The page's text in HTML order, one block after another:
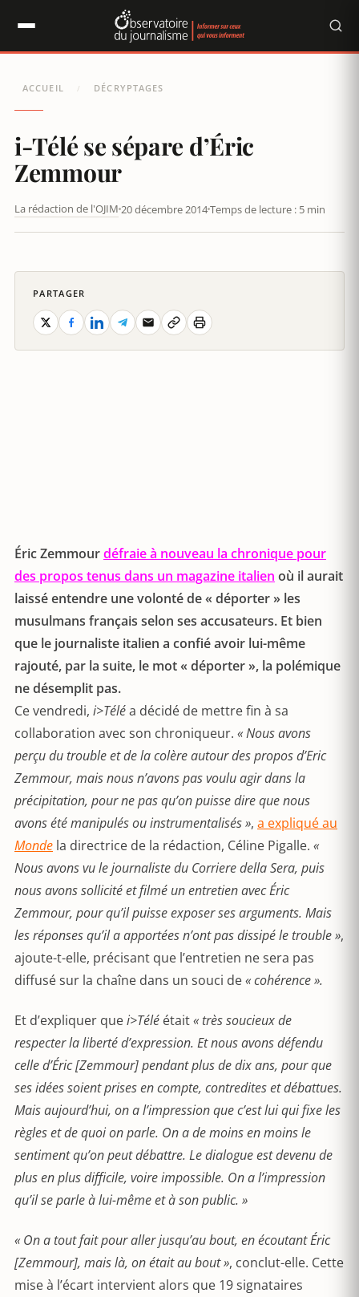
ACCUEIL / DÉCRYPTAGES
i-Télé se sépare d’Éric
Zemmour
La rédaction de l'OJIM 20 décembre 2014Temps de lecture : 5 min
Éric Zemmourdéfraie à nouveau la chronique pour
des propos tenus dans un magazine italien où il aurait
laissé entendre une volonté de « déporter » les
musulmans français selon ses accusateurs. Et bien
que le journaliste italien a confié avoir lui-même
rajouté, par la suite, le mot « déporter », la polémique
ne désemplit pas.
Ce vendredi, i>Téléa décidé de mettre fin à sa
collaboration avec son chroniqueur. « Nous avons
perçu du trouble et de la colère autour des propos d’Eric
Zemmour, mais nous n’avons pas voulu agir dans la
précipitation, pour ne pas qu’on puisse dire que nous
avons été manipulés ou instrumentalisés », a expliqué au
Monde la directrice de la rédaction, Céline Pigalle. «
Nous avons vu le journaliste du Corriere della Sera, puis
nous avons sollicité et filmé un entretien avec Éric
Zemmour, pour qu’il puisse exposer ses arguments. Mais
les réponses qu’il a apportées n’ont pas dissipé le trouble »,
ajoute-t-elle, précisant que l’entretien ne sera pas
diffusé sur la chaîne dans un souci de« cohérence ».
Et d’expliquer quei>Télé était« très soucieux de
respecter la liberté d’expression. Et nous avons défendu
celle d’Éric [Zemmour] pendant plus de dix ans, pour que
ses idées soient prises en compte, contredites et débattues.
Mais aujourd’hui, on a l’impression que c’est lui qui fixe les
règles et de quoi on parle. On a de moins en moins le
sentiment qu’on peut débattre. Le dialogue est devenu de
plus en plus difficile, voire impossible. On a l’impression
qu’il se parle à lui-même et à son public. »
« On a tout fait pour aller jusqu’au bout, en écoutant Éric
[Zemmour], mais là, on était au bout », conclut-elle. Cette
mise à l’écart intervient alors que 19 signataires
PARTAGER
Panneau de gestion des cookies